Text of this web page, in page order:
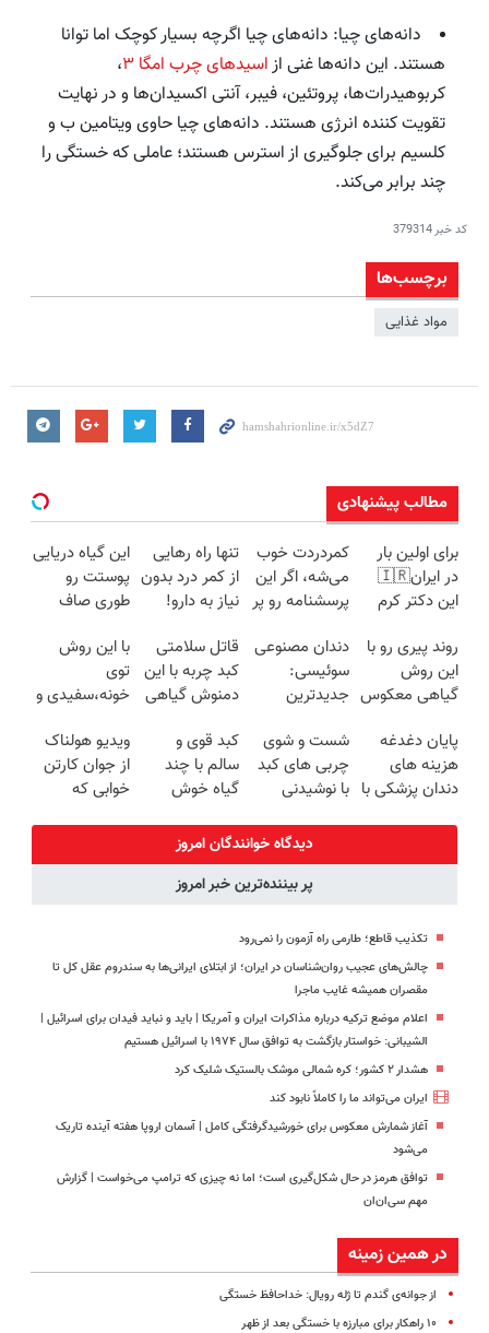
دانه‌های چیا: دانه‌های چیا اگرچه بسیار کوچک اما توانا
هستند. این دانه‌ها غنی ازاسیدهای چرب امگا ۳
،
کربوهیدرات‌ها، پروتئین، فیبر، آنتی اکسیدان‌ها و در نهایت
تقویت کننده انرژی هستند. دانه‌های چیا حاوی ویتامین ب و
کلسیم برای جلوگیری از استرس هستند؛ عاملی که خستگی را
چند برابر می‌کند.
کد خبر379314
برچسب‌ها
مواد غذایی
مطالب پیشنهادی
برای اولین بار
در ایران🇮🇷
این دکتر کرم
روزه ساخت!
کمردردت خوب
می‌شه، اگر این
پرسشنامه رو پر
تنها راه رهایی
از کمر درد بدون
نیاز به دارو!
این گیاه دریایی
پوستت رو
طوری صاف
20سال جوون
شدی🔥
روند پیری رو با
این روش
گیاهی معکوس
دندان مصنوعی
سوئیسی:
جدیدترین
سبک و مقاوم |
پرداخت قسطی
قاتل سلامتی
کبد چربه با این
دمنوش گیاهی
با این روش
توی
خونه،سفیدی و
برگردون
(40%off)
پایان دغدغه
هزینه های
دندان پزشکی با
شست و شوی
چربی های کبد
با نوشیدنی
کبد قوی و
سالم با چند
گیاه خوش
ویدیو هولناک
از جوان کارتن
خوابی که
دیدگاه خوانندگان امروز
پر بیننده‌ترین خبر امروز
تکذیب قاطع؛‌ طارمی راه آزمون را نمی‌رود
چالش‌های عجیب روان‌شناسان در ایران؛ از ابتلای ایرانی‌ها به سندروم عقل کل تا
مقصران همیشه غایب ماجرا
اعلام موضع ترکیه درباره مذاکرات ایران و آمریکا | باید و نباید فیدان برای اسرائیل |
الشیبانی: خواستار بازگشت به توافق سال ۱۹۷۴ با اسرائیل هستیم
هشدار ۲ کشور؛ کره شمالی موشک بالستیک شلیک کرد
ایران می‌تواند ما را کاملاً نابود کند
آغاز شمارش معکوس برای خورشیدگرفتگی کامل | آسمان اروپا هفته آینده تاریک
می‌شود
توافق هرمز در حال شکل‌گیری است؛ اما نه چیزی که ترامپ می‌خواست | گزارش
مهم سی‌ان‌ان
در همین زمینه
از جوانه‌ی گندم تا ژله رویال: خداحافظ خستگی
۱۰ راهکار برای مبارزه با خستگی بعد از ظهر